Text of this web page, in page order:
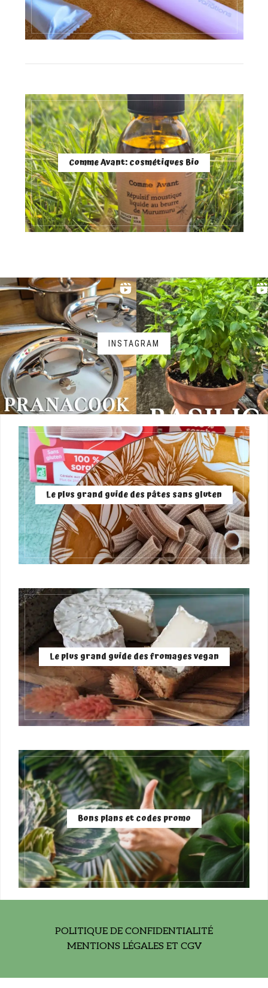
Comme Avant: cosmétiques Bio
INSTAGRAM
Le plus grand guide des pâtes sans gluten
Le plus grand guide des fromages vegan
Bons plans et codes promo
POLITIQUE DE CONFIDENTIALITÉ
MENTIONS LÉGALES ET CGV